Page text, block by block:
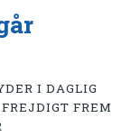
I DAGLIG
FREM